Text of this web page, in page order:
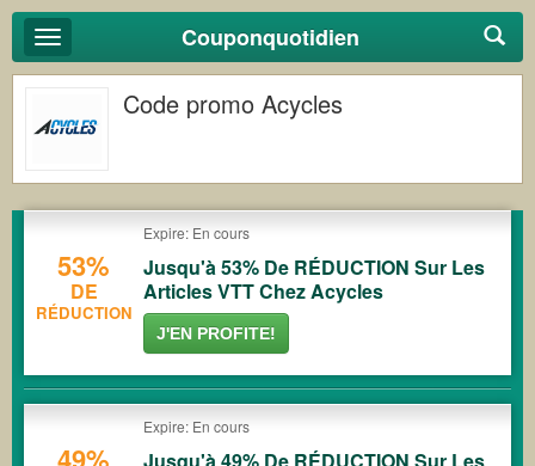
Basculer
la
navigation
Couponquotidien
Code promo Acycles
53%
DE
RÉDUCTION
Expire: En cours
Jusqu'à 53% De RÉDUCTION Sur Les
Articles VTT Chez Acycles
J'EN PROFITE!
Expire: En cours